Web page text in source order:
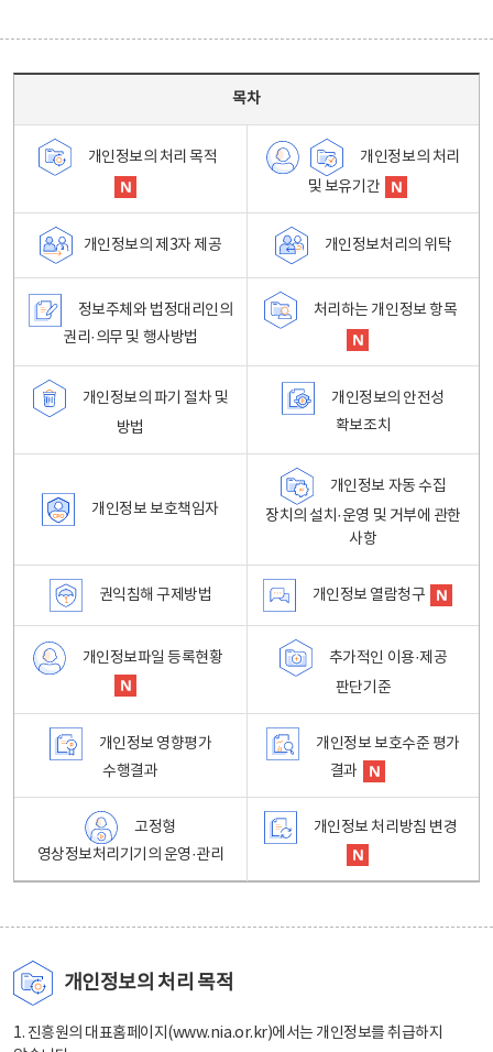
목차
개인정보의 처리 목적
개인정보의 처리
및 보유기간
개인정보의 제3자 제공 개인정보처리의 위탁
정보주체와 법정대리인의
권리·의무 및 행사방법
처리하는 개인정보 항목
개인정보의 파기 절차 및
방법
개인정보의 안전성
확보조치
개인정보 보호책임자
개인정보 자동 수집
장치의 설치·운영 및 거부에 관한
사항
권익침해 구제방법 개인정보 열람청구
개인정보파일 등록현황
추가적인 이용·제공
판단기준
개인정보 영향평가
수행결과
개인정보 보호수준 평가
결과
고정형
영상정보처리기기의 운영·관리
개인정보 처리방침 변경
개인정보의 처리 목적
1. 진흥원의 대표홈페이지(www.nia.or.kr)에서는 개인정보를 취급하지